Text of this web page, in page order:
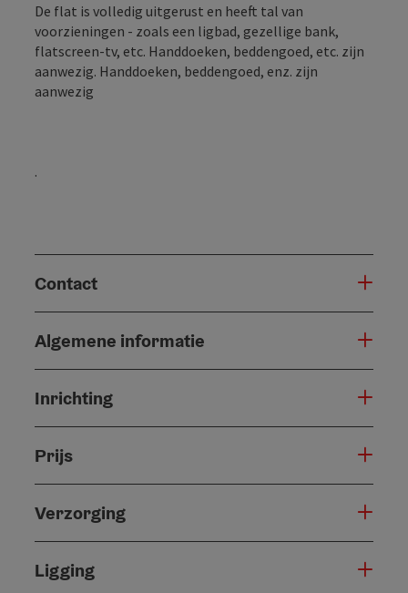
De flat is volledig uitgerust en heeft tal van
voorzieningen - zoals een ligbad, gezellige bank,
flatscreen-tv, etc. Handdoeken, beddengoed, etc. zijn
aanwezig. Handdoeken, beddengoed, enz. zijn
aanwezig
.
Contact
Algemene informatie
Inrichting
Prijs
Verzorging
Ligging